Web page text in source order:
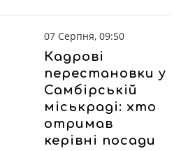
07 Серпня, 09:50
Кадрові
перестановки у
Самбірській
міськраді: хто
отримав
керівні посади